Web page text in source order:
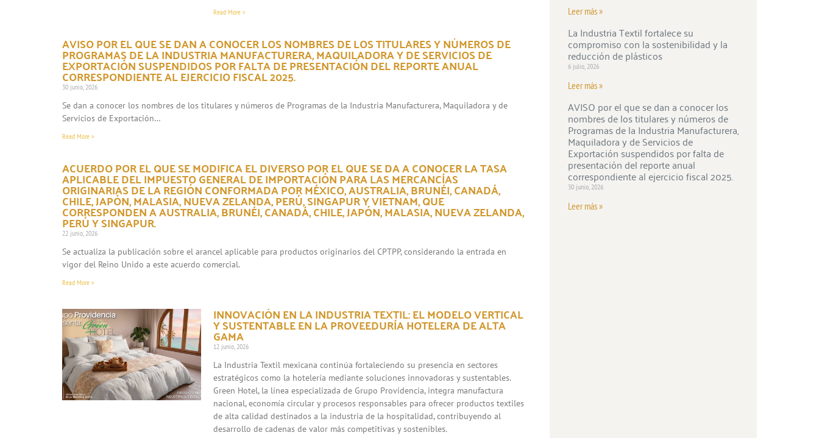
Read More »
AVISO POR EL QUE SE DAN A CONOCER LOS NOMBRES DE LOS TITULARES Y NÚMEROS DE
PROGRAMAS DE LA INDUSTRIA MANUFACTURERA, MAQUILADORA Y DE SERVICIOS DE
EXPORTACIÓN SUSPENDIDOS POR FALTA DE PRESENTACIÓN DEL REPORTE ANUAL
CORRESPONDIENTE AL EJERCICIO FISCAL 2025.
30 junio, 2026
Se dan a conocer los nombres de los titulares y números de Programas de la Industria Manufacturera, Maquiladora y de
Servicios de Exportación…
Read More »
ACUERDO POR EL QUE SE MODIFICA EL DIVERSO POR EL QUE SE DA A CONOCER LA TASA
APLICABLE DEL IMPUESTO GENERAL DE IMPORTACIÓN PARA LAS MERCANCÍAS
ORIGINARIAS DE LA REGIÓN CONFORMADA POR MÉXICO, AUSTRALIA, BRUNÉI, CANADÁ,
CHILE, JAPÓN, MALASIA, NUEVA ZELANDA, PERÚ, SINGAPUR Y VIETNAM, QUE
CORRESPONDEN A AUSTRALIA, BRUNÉI, CANADÁ, CHILE, JAPÓN, MALASIA, NUEVA ZELANDA,
PERÚ Y SINGAPUR.
22 junio, 2026
Se actualiza la publicación sobre el arancel aplicable para productos originarios del CPTPP, considerando la entrada en
vigor del Reino Unido a este acuerdo comercial.
Read More »
INNOVACIÓN EN LA INDUSTRIA TEXTIL: EL MODELO VERTICAL
Y SUSTENTABLE EN LA PROVEEDURÍA HOTELERA DE ALTA
GAMA
12 junio, 2026
La Industria Textil mexicana continúa fortaleciendo su presencia en sectores
estratégicos como la hotelería mediante soluciones innovadoras y sustentables.
Green Hotel, la línea especializada de Grupo Providencia, integra manufactura
nacional, economía circular y procesos responsables para ofrecer productos textiles
de alta calidad destinados a la industria de la hospitalidad, contribuyendo al
desarrollo de cadenas de valor más competitivas y sostenibles.
Leer más »
La Industria Textil fortalece su
compromiso con la sostenibilidad y la
reducción de plásticos
6 julio, 2026
Leer más »
AVISO por el que se dan a conocer los
nombres de los titulares y números de
Programas de la Industria Manufacturera,
Maquiladora y de Servicios de
Exportación suspendidos por falta de
presentación del reporte anual
correspondiente al ejercicio fiscal 2025.
30 junio, 2026
Leer más »